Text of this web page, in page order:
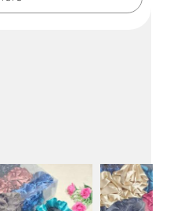
banyak lagi.